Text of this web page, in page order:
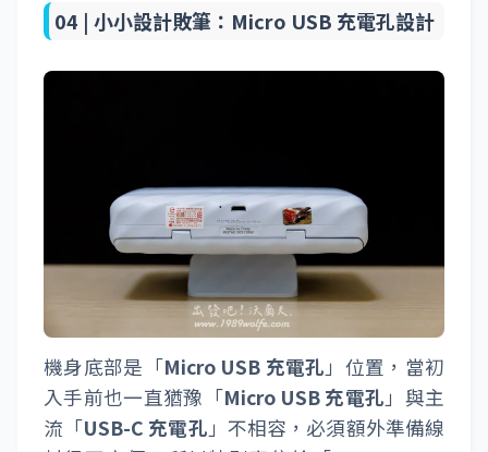
04 |小小設計敗筆：Micro USB 充電孔設計
機身底部是「Micro USB 充電孔」位置，當初
入手前也一直猶豫「Micro USB 充電孔」與主
流「USB-C 充電孔」不相容，必須額外準備線